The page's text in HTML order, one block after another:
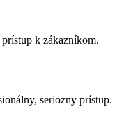
k zákazníkom.
seriozny prístup.